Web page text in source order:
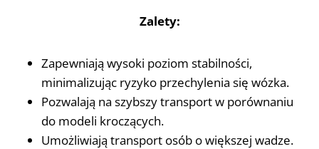
Zalety:
Zapewniają wysoki poziom stabilności,
minimalizując ryzyko przechylenia się wózka.
Pozwalają na szybszy transport w porównaniu
do modeli kroczących.
Umożliwiają transport osób o większej wadze.